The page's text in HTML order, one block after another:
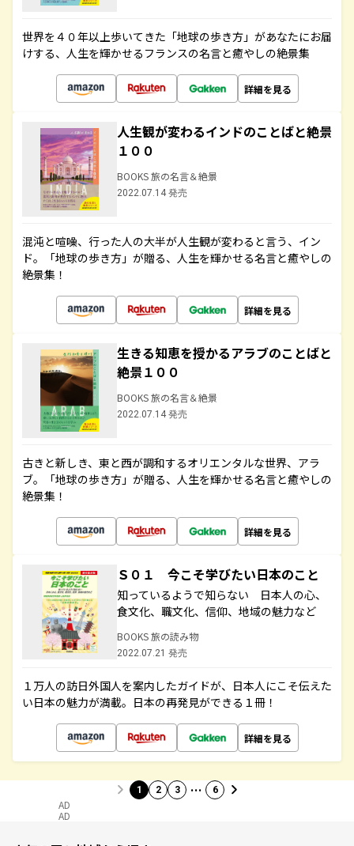
世界を４０年以上歩いてきた「地球の歩き方」があなたにお届
けする、人生を輝かせるフランスの名言と癒やしの絶景集
詳細を見る
人生観が変わるインドのことばと絶景
１００
BOOKS 旅の名言＆絶景
2022.07.14 発売
混沌と喧噪、行った人の大半が人生観が変わると言う、イン
ド。「地球の歩き方」が贈る、人生を輝かせる名言と癒やしの
絶景集！
詳細を見る
生きる知恵を授かるアラブのことばと
絶景１００
BOOKS 旅の名言＆絶景
2022.07.14 発売
古きと新しき、東と西が調和するオリエンタルな世界、アラ
ブ。「地球の歩き方」が贈る、人生を輝かせる名言と癒やしの
絶景集！
詳細を見る
Ｓ０１ 今こそ学びたい日本のこと
知っているようで知らない 日本人の心、
食文化、職文化、信仰、地域の魅力など
BOOKS 旅の読み物
2022.07.21 発売
１万人の訪日外国人を案内したガイドが、日本人にこそ伝えた
い日本の魅力が満載。日本の再発見ができる１冊！
詳細を見る
1 2 3 … 6
AD
AD